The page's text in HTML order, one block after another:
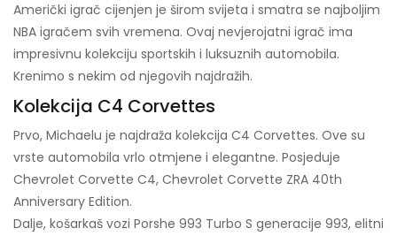
Američki igrač cijenjen je širom svijeta i smatra se najboljim
NBA igračem svih vremena. Ovaj nevjerojatni igrač ima
impresivnu kolekciju sportskih i luksuznih automobila.
Krenimo s nekim od njegovih najdražih.
Kolekcija C4 Corvettes
Prvo, Michaelu je najdraža kolekcija C4 Corvettes. Ove su
vrste automobila vrlo otmjene i elegantne. Posjeduje
Chevrolet Corvette C4, Chevrolet Corvette ZRA 40th
Anniversary Edition.
Dalje, košarkaš vozi Porshe 993 Turbo S generacije 993, elitni